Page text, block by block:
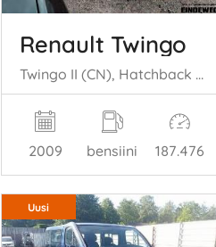
Renault Twingo
Twingo II (CN), Hatchback 3-drs, 2007 / 2014 1.2
2009 bensiini 187.476
Uusi